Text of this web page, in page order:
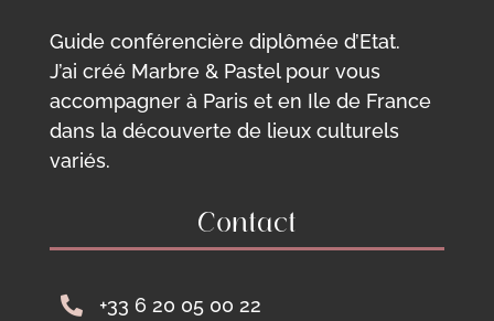
Guide conférencière diplômée d’Etat.
J’ai créé Marbre & Pastel pour vous
accompagner à Paris et en Ile de France
dans la découverte de lieux culturels
variés.
Contact

+33 6 20 05 00 22